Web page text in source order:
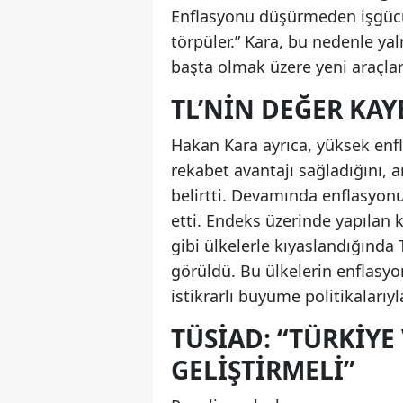
Enflasyonu düşürmeden
törpüler.” Kara, bu nedenle
başta olmak üzere yeni
TL’NIN DEĞER
Hakan Kara ayrıca, yüksek
rekabet avantajı
belirtti. Devamında
etti. Endeks üzerinde yapılan
gibi ülkelerle
görüldü. Bu ülkelerin
istikrarlı büyüme
TÜSİAD:
GELIŞTIRMELI”